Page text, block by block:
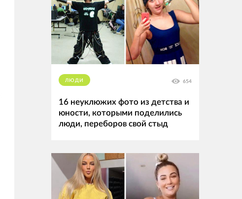
ЛЮДИ 654
16 неуклюжих фото из детства и
юности, которыми поделились
люди, переборов свой стыд